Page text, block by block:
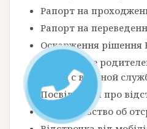
Рапорт на
Рапорт на
Оскарження рішення
Увольнение
семей с военной
Посвідчення про
Свидетельство об